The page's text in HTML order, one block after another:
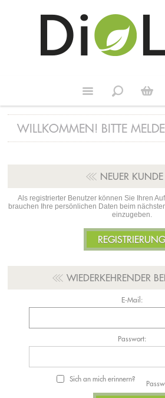
WILLKOMMEN! BITTE
NEUER KUNDE
Als registrierter Benutzer können Sie Ihren
brauchen Ihre persönlichen Daten beim
einzugeben.
WIEDERKEHRENDER
E-Mail:
Passwort:
Sich an mich erinnern?